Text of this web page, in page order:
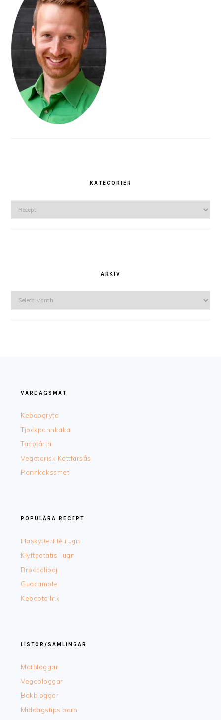
KATEGORIER
ARKIV
VARDAGSMAT
Kebabgryta
Tjockpannkaka
Tacotårta
Vegetarisk Köttfärsås
Pannkakssmet
POPULÄRA RECEPT
Fläskytterfilè i ugn
Klyftpotatis i ugn
Broccolipaj
Guacamole
Kebabtallrik
LISTOR/SAMLINGAR
Matbloggar
Vegobloggar
Bakbloggar
Middagstips barn